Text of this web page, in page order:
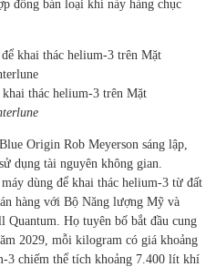
đồng bán loại khí này hàng chục
thác helium-3 trên Mặt
Origin Rob Meyerson sáng lập,
dụng tài nguyên không gian.
dùng để khai thác helium-3 từ đất
hàng với Bộ Năng lượng Mỹ và
Họ tuyên bố bắt đầu cung
2029, mỗi kilogram có giá khoảng
3 chiếm thể tích khoảng 7.400 lít khí